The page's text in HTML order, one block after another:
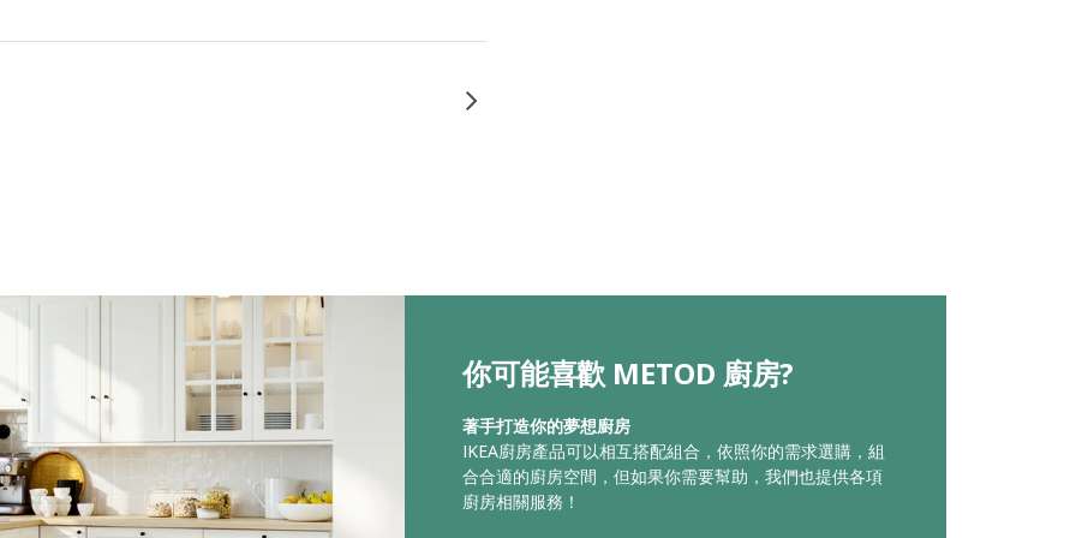
你可能喜歡 METOD 廚房?
著手打造你的夢想廚房
IKEA廚房產品可以相互搭配組合，依照你的需求選購，組
合合適的廚房空間，但如果你需要幫助，我們也提供各項
廚房相關服務！